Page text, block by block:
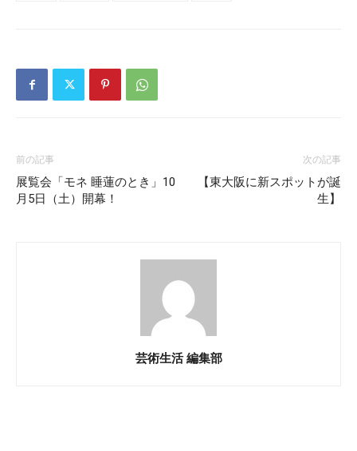
前の記事
展覧会「モネ 睡蓮のとき」10
月5日（土）開幕！
次の記事
【東大阪に新スポットが誕
生】
芸術生活 編集部